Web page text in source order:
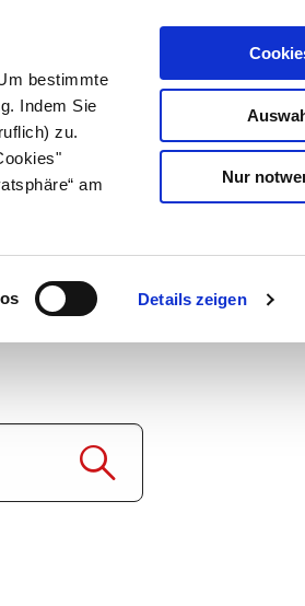
bestimmte
Indem Sie
zu.
am
Details zeigen
Nur
leben Über uns